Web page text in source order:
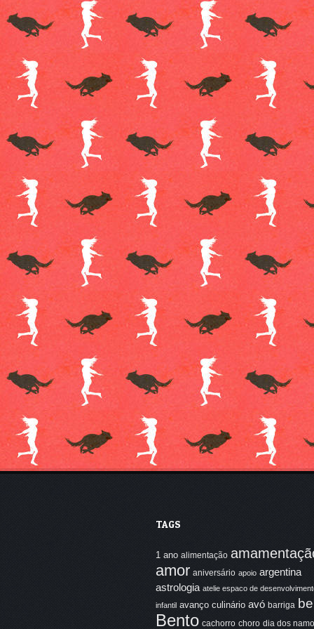
TAGS
1 ano alimentação
amor aniversário apoio argentina
astrologia atelie espaco de
infantil avanço culinário avó barriga
Bento cachorro choro dia dos